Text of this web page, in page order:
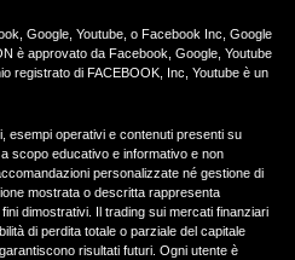
Google, Youtube, o Facebook Inc, Google
è approvato da Facebook, Google, Youtube
registrato di FACEBOOK, Inc, Youtube è un
esempi operativi e contenuti presenti su
scopo educativo e informativo e non
personalizzate né gestione di
mostrata o descritta rappresenta
dimostrativi. Il trading sui mercati finanziari
di perdita totale o parziale del capitale
risultati futuri. Ogni utente è